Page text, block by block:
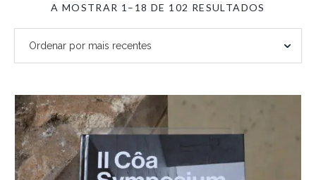
A MOSTRAR 1–18 DE 102 RESULTADOS
MAIS